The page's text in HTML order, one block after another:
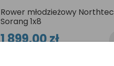
Rower młodzieżowy Northtec
Sorang 1x8
1 899,00 zł